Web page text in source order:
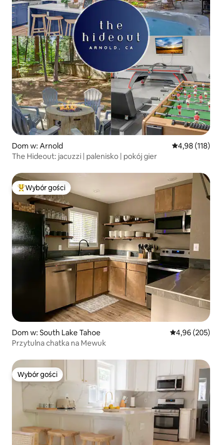
Dom w: Arnold Średnia
4,98 (118)
The Hideout: jacuzzi | palenisko | pokój gier
Najpopularniejsze z kategorii Wybór gości
Wybór gości
Dom w: South Lake Tahoe Średnia
4,96 (205)
Przytulna chatka na Mewuk
Wybór gości
Wybór gości